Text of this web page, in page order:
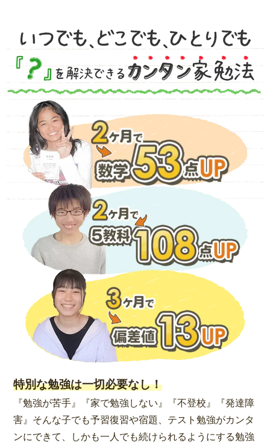
特別な勉強は一切必要なし！
『勉強が苦手』『家で勉強しない』『不登校』『発達障
害』そんな子でも予習復習や宿題、テスト勉強がカンタ
ンにできて、しかも一人でも続けられるようにする勉強